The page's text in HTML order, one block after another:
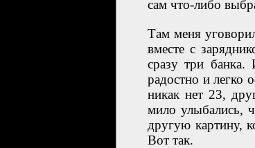
сам что-либо
Там меня
вместе с
сразу три
радостно и легко
никак нет 23,
мило улыбались,
другую картину,
Вот так.